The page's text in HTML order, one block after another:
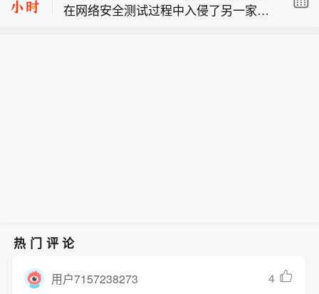
这些新成立ETF的“买主”看，机构投资者
在网络安全测试过程中入侵了另一家公
额发售公告，即将启动发行。（上证
热门评论
用户7157238273 4